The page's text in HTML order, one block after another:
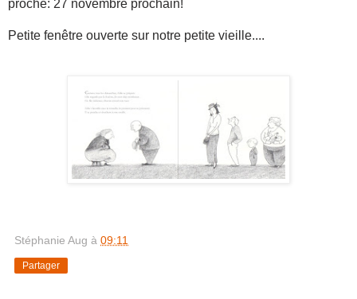
proche: 27 novembre prochain!
Petite fenêtre ouverte sur notre petite vieille....
Stéphanie Aug à 09:11
Partager